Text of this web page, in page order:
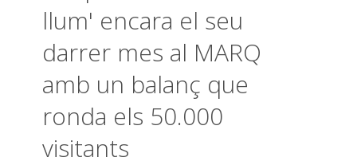
llum' encara el seu
darrer mes al MARQ
amb un balanç que
ronda els 50.000
visitants